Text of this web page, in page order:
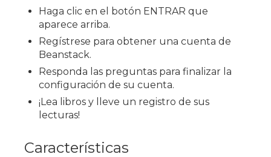
Haga clic en el botón ENTRAR que
aparece arriba.
Regístrese para obtener una cuenta de
Beanstack.
Responda las preguntas para finalizar la
configuración de su cuenta.
¡Lea libros y lleve un registro de sus
lecturas!
Características